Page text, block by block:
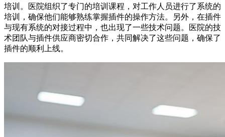
培训。医院组织了专门的培训课程，对工作人员进行了系统的
培训，确保他们能够熟练掌握插件的操作方法。另外，在插件
与现有系统的对接过程中，也出现了一些技术问题。医院的技
术团队与插件供应商密切合作，共同解决了这些问题，确保了
插件的顺利上线。